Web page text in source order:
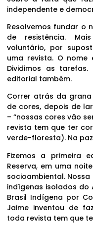
independente e
Resolvemos fundar o
de resistência.
voluntário, por
uma revista. O nome
Dividimos as
editorial também.
Correr atrás da
de cores, depois de
– “nossas cores vão
revista tem que ter
verde-floresta). Na
Fizemos a primeira
Reserva, em uma
socioambiental.
indígenas isolados do
Brasil Indígena por
Jaime inventou de
toda revista tem que